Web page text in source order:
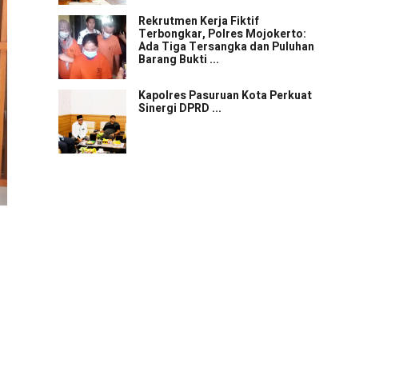
Rekrutmen Kerja Fiktif
Terbongkar, Polres Mojokerto:
Ada Tiga Tersangka dan Puluhan
Barang Bukti ...
Kapolres Pasuruan Kota Perkuat
Sinergi DPRD ...